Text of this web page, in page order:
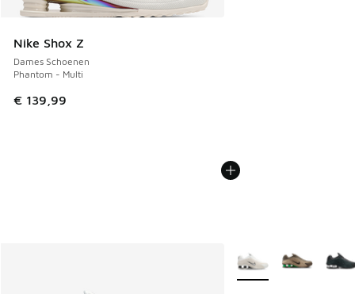
Nike Shox Z
Dames Schoenen
Phantom - Multi
€ 139,99
Meer kleuren